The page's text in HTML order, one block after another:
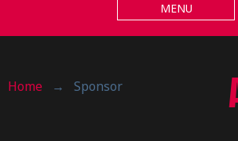
MENU
Home → Sponsor